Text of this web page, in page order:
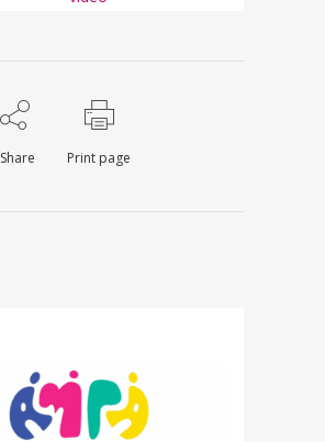
Share Print page